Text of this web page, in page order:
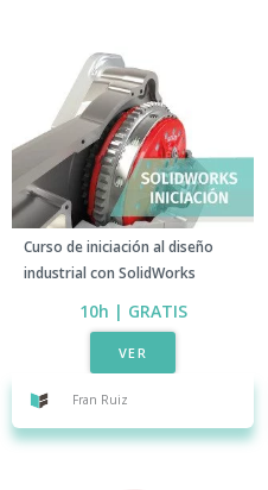
Curso de iniciación al diseño
industrial con SolidWorks
10h | GRATIS
VER
Fran Ruiz